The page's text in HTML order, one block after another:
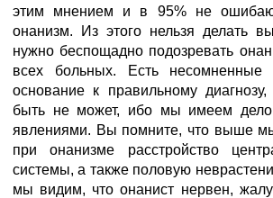
этим мнением и в 95% не
онанизм. Из этого нельзя делать
нужно беспощадно подозревать
всех больных. Есть
основание к правильному
быть не может, ибо мы имеем дело
явлениями. Вы помните, что выше
при онанизме расстройство
системы, а также половую
мы видим, что онанист нервен,